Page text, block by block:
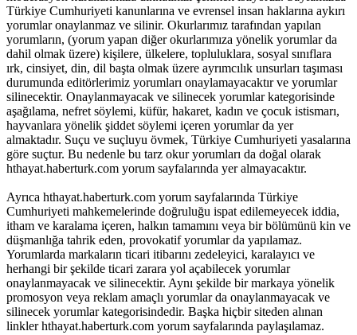
Türkiye Cumhuriyeti kanunlarına ve evrensel insan haklarına aykırı
yorumlar onaylanmaz ve silinir. Okurlarımız tarafından yapılan
yorumların, (yorum yapan diğer okurlarımıza yönelik yorumlar da
dahil olmak üzere) kişilere, ülkelere, topluluklara, sosyal sınıflara
ırk, cinsiyet, din, dil başta olmak üzere ayrımcılık unsurları taşıması
durumunda editörlerimiz yorumları onaylamayacaktır ve yorumlar
silinecektir. Onaylanmayacak ve silinecek yorumlar kategorisinde
aşağılama, nefret söylemi, küfür, hakaret, kadın ve çocuk istismarı,
hayvanlara yönelik şiddet söylemi içeren yorumlar da yer
almaktadır. Suçu ve suçluyu övmek, Türkiye Cumhuriyeti yasalarına
göre suçtur. Bu nedenle bu tarz okur yorumları da doğal olarak
hthayat.haberturk.com yorum sayfalarında yer almayacaktır.
Ayrıca hthayat.haberturk.com yorum sayfalarında Türkiye
Cumhuriyeti mahkemelerinde doğruluğu ispat edilemeyecek iddia,
itham ve karalama içeren, halkın tamamını veya bir bölümünü kin ve
düşmanlığa tahrik eden, provokatif yorumlar da yapılamaz.
Yorumlarda markaların ticari itibarını zedeleyici, karalayıcı ve
herhangi bir şekilde ticari zarara yol açabilecek yorumlar
onaylanmayacak ve silinecektir. Aynı şekilde bir markaya yönelik
promosyon veya reklam amaçlı yorumlar da onaylanmayacak ve
silinecek yorumlar kategorisindedir. Başka hiçbir siteden alınan
linkler hthayat.haberturk.com yorum sayfalarında paylaşılamaz.